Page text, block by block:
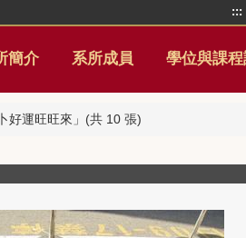
:::
簡介 系所成員 學位與課
好運旺旺來」(共 10 張)